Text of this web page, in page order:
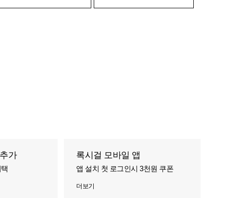
가 록시걸 모바일 앱
앱 설치 첫 로그인시 3천원 쿠폰
더보기